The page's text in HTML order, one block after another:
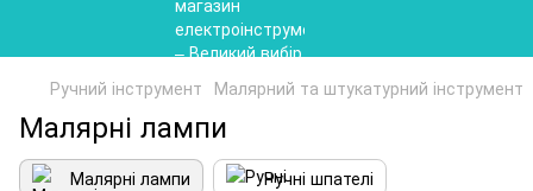
Ручний інструмент Малярний та штукатурний інструмент
Малярні лампи
Малярні лампи Ручні шпателі